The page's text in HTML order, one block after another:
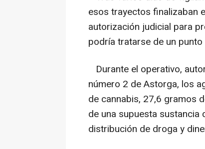
esos trayectos finalizaban
autorización judicial para
podría tratarse de un
Durante el operativo,
número 2 de Astorga, los
de cannabis, 27,6 gramos
de una supuesta sustancia
distribución de droga y